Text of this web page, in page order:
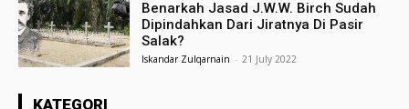
Benarkah Jasad J.W.W. Birch Sudah
Dipindahkan Dari Jiratnya Di Pasir
Salak?
Iskandar Zulqarnain - 21 July 2022
KATEGORI